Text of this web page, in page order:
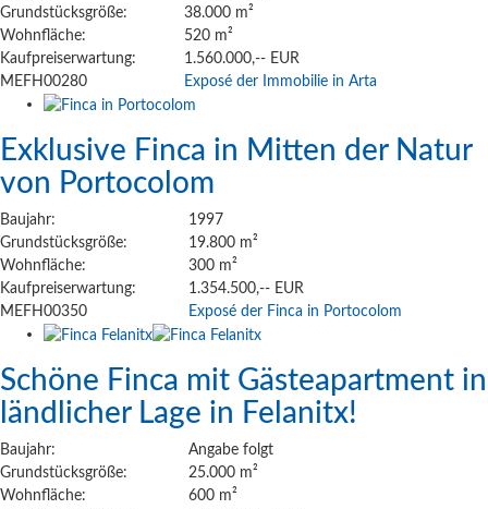
Grundstücksgröße:
38.000 m²
Wohnfläche:
520 m²
Kaufpreiserwartung:
1.560.000,-- EUR
MEFH00280
Exposé der Immobilie in Arta
Exklusive Finca in Mitten der Natur
von Portocolom
Baujahr:
1997
Grundstücksgröße:
19.800 m²
Wohnfläche:
300 m²
Kaufpreiserwartung:
1.354.500,-- EUR
MEFH00350
Exposé der Finca in Portocolom
Schöne Finca mit Gästeapartment in
ländlicher Lage in Felanitx!
Baujahr:
Angabe folgt
Grundstücksgröße:
25.000 m²
Wohnfläche:
600 m²